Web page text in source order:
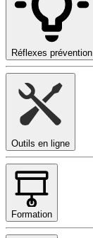
Réflexes prévention
Outils en ligne
Formation